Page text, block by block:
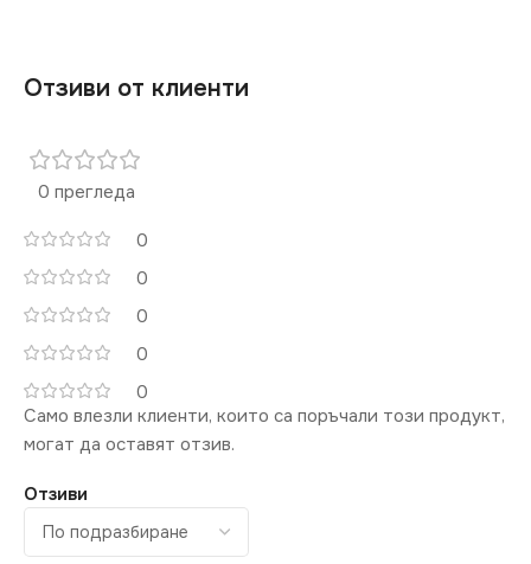
Отзиви от клиенти
0 прегледа
0
0
0
0
0
Отзиви
Само влезли клиенти, които са поръчали този продукт,
могат да оставят отзив.